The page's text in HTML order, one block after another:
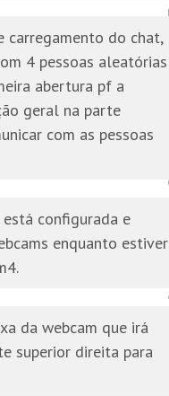
carregamento do chat,
4 pessoas aleatórias
abertura pf a
geral na parte
com as pessoas
configurada e
enquanto estiver
da webcam que irá
superior direita para